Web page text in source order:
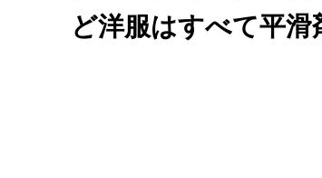
ど洋服はすべて平滑